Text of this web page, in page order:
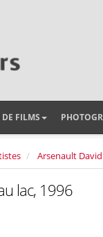
FILMS
Arsenault David
lac, 1996